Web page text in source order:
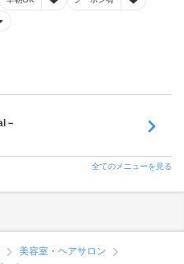
－
全てのメニューを見る
美容室・ヘアサロン